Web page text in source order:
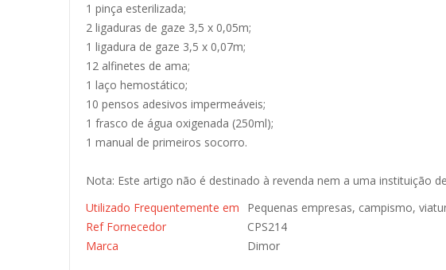
1 pinça esterilizada;
2 ligaduras de gaze 3,5 x 0,05m;
1 ligadura de gaze 3,5 x 0,07m;
12 alfinetes de ama;
1 laço hemostático;
10 pensos adesivos impermeáveis;
1 frasco de água oxigenada (250ml);
1 manual de primeiros socorro.
Nota: Este artigo não é destinado à revenda nem a uma instituição
Utilizado Frequentemente em
Pequenas empresas, campismo,
Ref Fornecedor
CPS214
Marca
Dimor